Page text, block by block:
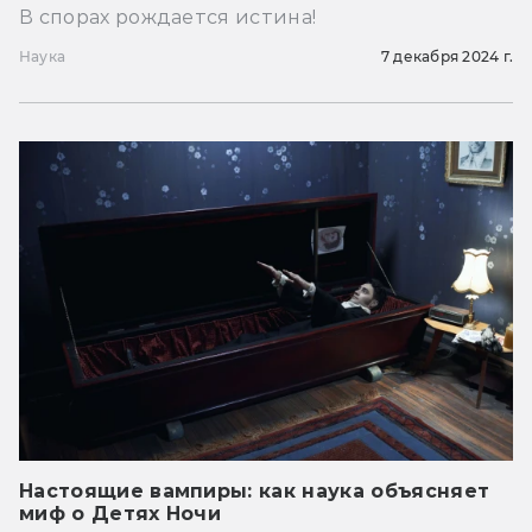
В спорах рождается истина!
Наука 7 декабря 2024 г.
Настоящие вампиры: как наука объясняет
миф о Детях Ночи